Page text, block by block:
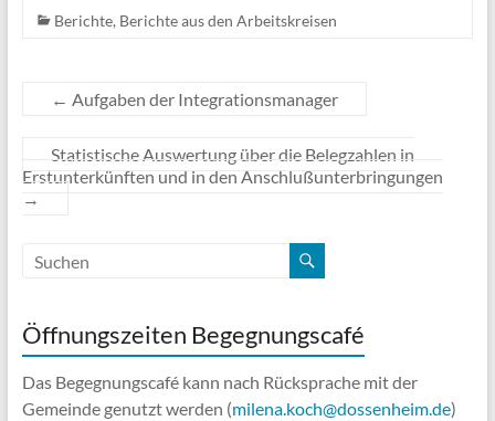
Berichte, Berichte aus den Arbeitskreisen
← Aufgaben der Integrationsmanager
Statistische Auswertung über die Belegzahlen in
Erstunterkünften und in den Anschlußunterbringungen
→
Öffnungszeiten Begegnungscafé
Das Begegnungscafé kann nach Rücksprache mit der
Gemeinde genutzt werden (milena.koch@dossenheim.de)